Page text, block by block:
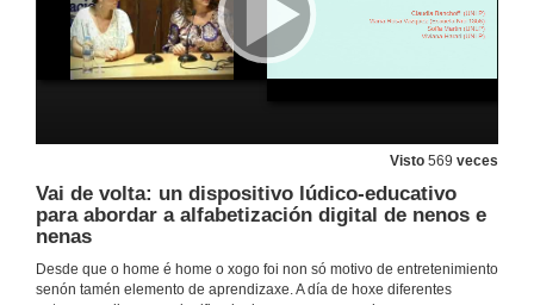
Visto 569 veces
Vai de volta: un dispositivo lúdico-educativo
para abordar a alfabetización digital de nenos e
nenas
Desde que o home é home o xogo foi non só motivo de entretenimiento
senón tamén elemento de aprendizaxe. A día de hoxe diferentes
27 de out. de 2016
Videoxogos no aula educativa.